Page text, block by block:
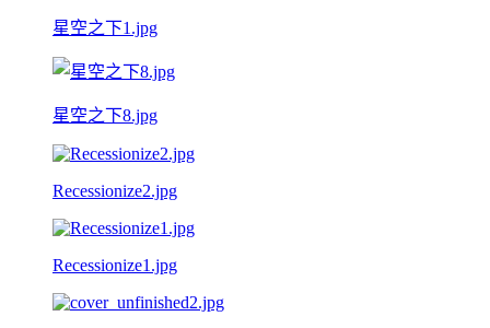
星空之下1.jpg
星空之下8.jpg
Recessionize2.jpg
Recessionize1.jpg